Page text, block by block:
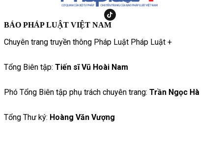
BÁO PHÁP LUẬT VIỆT NAM
Chuyên trang truyền thông Pháp Luật Pháp Luật +
Tổng Biên tập: Tiến sĩ Vũ Hoài Nam
Phó Tổng Biên tập phụ trách chuyên trang: Trần Ngọc Hà
Tổng Thư ký: Hoàng Văn Vượng